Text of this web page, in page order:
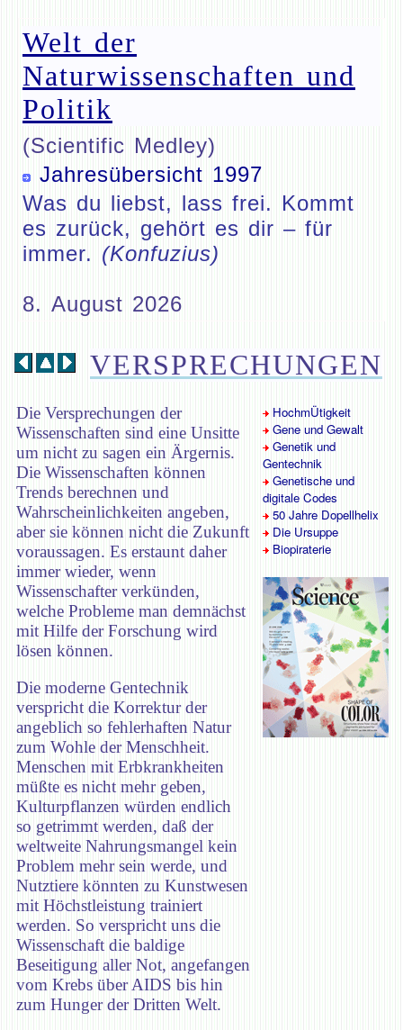
Welt der
Naturwissenschaften und
Politik
(Scientific Medley)
Jahresübersicht 1997
Was du liebst, lass frei. Kommt
es zurück, gehört es dir – für
immer. (Konfuzius)
8. August 2026
VERSPRECHUNGEN
Die Versprechungen der
Wissenschaften sind eine Unsitte
um nicht zu sagen ein Ärgernis.
Die Wissenschaften können
Trends berechnen und
Wahrscheinlichkeiten angeben,
aber sie können nicht die Zukunft
voraussagen. Es erstaunt daher
immer wieder, wenn
Wissenschafter verkünden,
welche Probleme man demnächst
mit Hilfe der Forschung wird
lösen können.
Die moderne Gentechnik
verspricht die Korrektur der
angeblich so fehlerhaften Natur
zum Wohle der Menschheit.
Menschen mit Erbkrankheiten
müßte es nicht mehr geben,
Kulturpflanzen würden endlich
so getrimmt werden, daß der
weltweite Nahrungsmangel kein
Problem mehr sein werde, und
Nutztiere könnten zu Kunstwesen
mit Höchstleistung trainiert
werden. So verspricht uns die
Wissenschaft die baldige
Beseitigung aller Not, angefangen
vom Krebs über AIDS bis hin
zum Hunger der Dritten Welt.
HochmÜtigkeit
Gene und Gewalt
Genetik und
Gentechnik
Genetische und
digitale Codes
50 Jahre Dopellhelix
Die Ursuppe
Biopiraterie